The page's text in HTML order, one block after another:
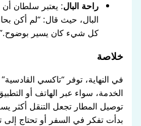
راحة البال: يعتبر سلطان
البال، حيث قال: “لم أكن
كل شيء كان يسير بوضوح.”
خلاصة
في النهاية، توفر “تاكسي
الخدمة، سواء عبر الهاتف أو
توصيل المطار تجعل التنقل أكثر
بدأت تفكر في السفر أو تحتاج إلى